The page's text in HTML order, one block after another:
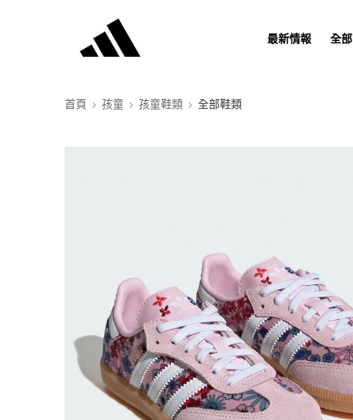
最新情報 全
首頁 孩童 孩童鞋類 全部鞋類